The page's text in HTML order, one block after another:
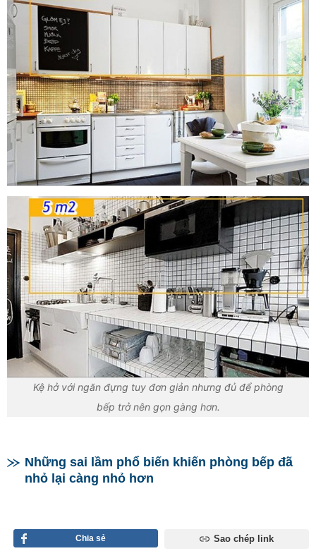
Kệ hở với ngăn đựng tuy đơn giản nhưng đủ để phòng
bếp trở nên gọn gàng hơn.
Những sai lầm phổ biến khiến phòng bếp đã
nhỏ lại càng nhỏ hơn
Chia sẻ Sao chép link